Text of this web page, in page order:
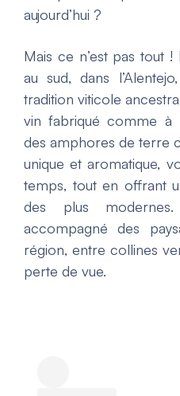
aujourd’hui ?
Mais ce n’est pas tout
au sud, dans
tradition viticole
vin fabriqué comme à
des amphores de terre
unique et aromatique,
temps, tout en offrant
des plus
accompagné des
région, entre collines
perte de vue.